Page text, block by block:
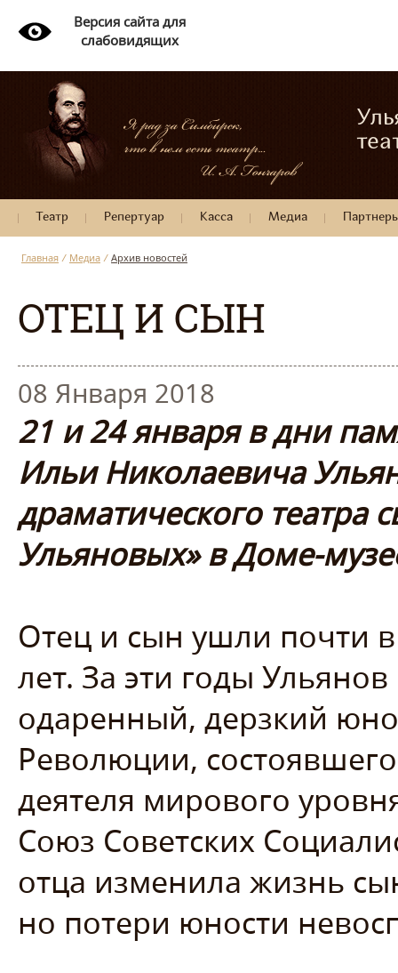
Версия сайта для
слабовидящих
Театр Репертуар Касса Медиа
Главная / Медиа / Архив новостей
ОТЕЦ И СЫН
08 Января 2018
21 и 24 января в дни
Ильи Николаевича
драматического театра
Ульяновых» в Доме-
Отец и сын ушли почти
лет. За эти годы
одаренный, дерзкий
Революции,
деятеля мирового
Союз Советских
отца изменила жизнь
но потери юности